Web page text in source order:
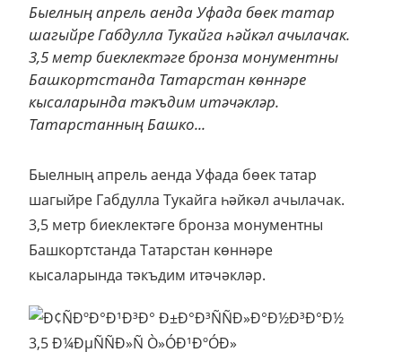
Быелның апрель аенда Уфада бөек татар
шагыйре Габдулла Тукайга һәйкәл ачылачак.
3,5 метр биеклектәге бронза монументны
Башкортстанда Татарстан көннәре
кысаларында тәкъдим итәчәкләр.
Татарстанның Башко...
Быелның апрель аенда Уфада бөек татар
шагыйре Габдулла Тукайга һәйкәл ачылачак.
3,5 метр биеклектәге бронза монументны
Башкортстанда Татарстан көннәре
кысаларында тәкъдим итәчәкләр.